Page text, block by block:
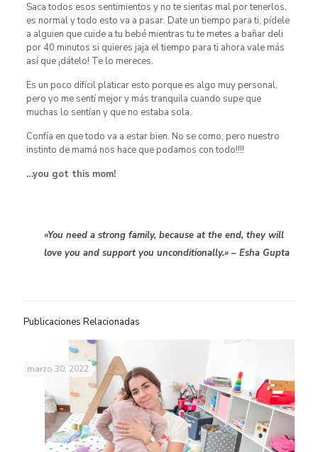
Saca todos esos sentimientos y no te sientas mal por tenerlos,
es normal y todo esto va a pasar. Date un tiempo para ti, pídele
a alguien que cuide a tu bebé mientras tu te metes a bañar deli
por 40 minutos si quieres jaja el tiempo para ti ahora vale más
así que ¡dátelo! Te lo mereces.
Es un poco difícil platicar esto porque es algo muy personal,
pero yo me sentí mejor y más tranquila cuando supe que
muchas lo sentían y que no estaba sola.
Confía en que todo va a estar bien. No se como, pero nuestro
instinto de mamá nos hace que podamos con todo!!!!
…you got this mom!
«You need a strong family, because at the end, they will
love you and support you unconditionally.» – Esha Gupta
Publicaciones Relacionadas
marzo 30, 2022